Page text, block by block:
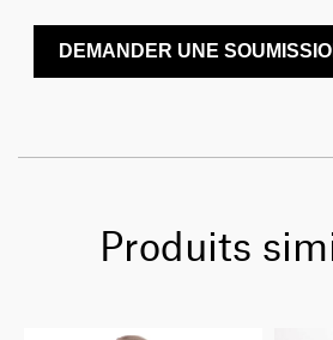
DEMANDER UNE
Produits